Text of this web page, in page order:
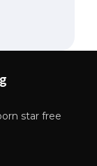
Are
Devices
star free